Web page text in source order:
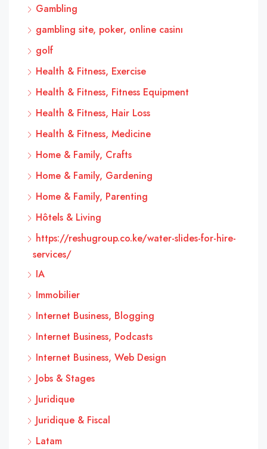
Gambling
gambling site, poker, online casinı
golf
Health & Fitness, Exercise
Health & Fitness, Fitness Equipment
Health & Fitness, Hair Loss
Health & Fitness, Medicine
Home & Family, Crafts
Home & Family, Gardening
Home & Family, Parenting
Hôtels & Living
https://reshugroup.co.ke/water-slides-for-hire-
services/
IA
Immobilier
Internet Business, Blogging
Internet Business, Podcasts
Internet Business, Web Design
Jobs & Stages
Juridique
Juridique & Fiscal
Latam